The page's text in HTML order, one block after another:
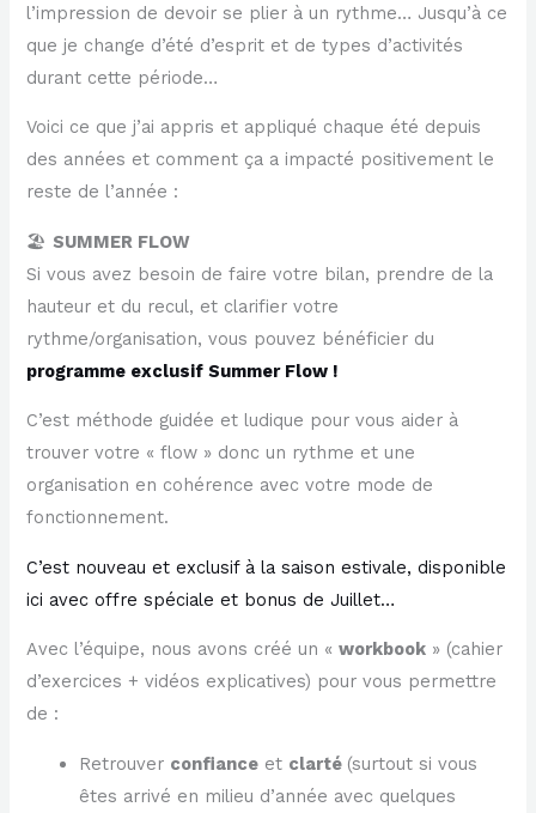
l’impression de devoir se plier à un rythme… Jusqu’à ce
que je change d’été d’esprit et de types d’activités
durant cette période…
Voici ce que j’ai appris et appliqué chaque été depuis
des années et comment ça a impacté positivement le
reste de l’année :
🏖️ SUMMER FLOW
Si vous avez besoin de faire votre bilan, prendre de la
hauteur et du recul, et clarifier votre
rythme/organisation, vous pouvez bénéficier du
programme exclusif Summer Flow !
C’est méthode guidée et ludique pour vous aider à
trouver votre « flow » donc un rythme et une
organisation en cohérence avec votre mode de
fonctionnement.
​C’est nouveau et exclusif à la saison estivale, disponible
ici avec offre spéciale et bonus de Juillet…​
Avec l’équipe, nous avons créé un «workbook » (cahier
d’exercices + vidéos explicatives) pour vous permettre
de :
Retrouver confiance et clarté (surtout si vous
êtes arrivé en milieu d’année avec quelques